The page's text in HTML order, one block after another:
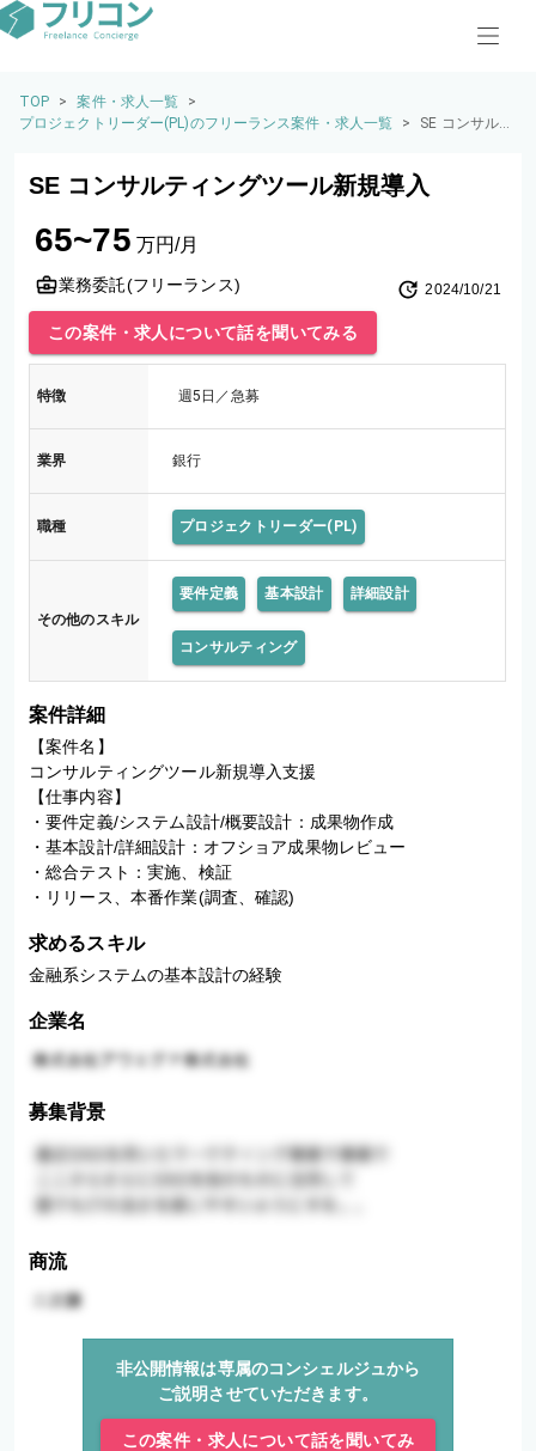
TOP > 案件・求人一覧
>
プロジェクトリーダー(PL)のフリーランス案件・求人一覧
>
SE コンサル
SE コンサルティングツール新規導入
65~75 万円/月
業務委託(フリーランス) 2024/10/21
この案件・求人について話を聞いてみる
特徴 週5日／急募
業界 銀行
職種 プロジェクトリーダー(PL)
その他のスキル
要件定義 基本設計 詳細設計
コンサルティング
案件詳細
【案件名】
コンサルティングツール新規導入支援
【仕事内容】
・要件定義/システム設計/概要設計：成果物作成
・基本設計/詳細設計：オフショア成果物レビュー
・総合テスト：実施、検証
・リリース、本番作業(調査、確認)
求めるスキル
金融系システムの基本設計の経験
企業名
募集背景
商流
非公開情報は専属のコンシェルジュから
ご説明させていただきます。
この案件・求人について話を聞いてみ